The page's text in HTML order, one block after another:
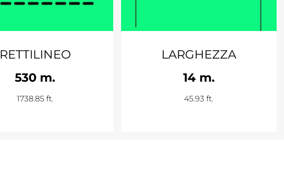
RETTILINEO
530 m.
1738.85 ft.
LARGHEZZA
14 m.
45.93 ft.